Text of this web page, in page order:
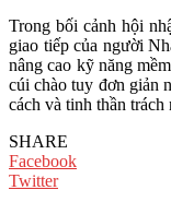
Trong bối cảnh hội
giao tiếp của người
nâng cao kỹ năng
cúi chào tuy đơn giản
cách và tinh thần trách
SHARE
Facebook
Twitter